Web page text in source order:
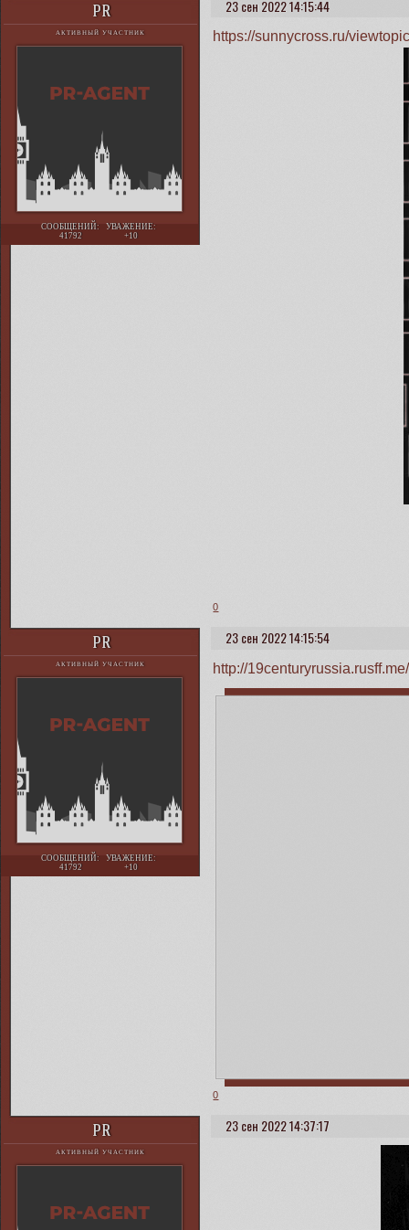
23 сен 2022 14:15:44
PR
АКТИВНЫЙ УЧАСТНИК
СООБЩЕНИЙ:
41792
УВАЖЕНИЕ:
+10
https://sunnycross.ru/
0
23 сен 2022 14:15:54
PR
АКТИВНЫЙ УЧАСТНИК
СООБЩЕНИЙ:
41792
УВАЖЕНИЕ:
+10
http://
0
23 сен 2022 14:37:17
PR
АКТИВНЫЙ УЧАСТНИК